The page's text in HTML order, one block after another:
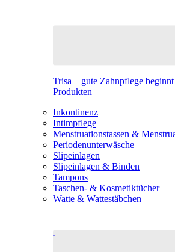
Trisa – gute Zahnpflege
Produkten
Inkontinenz
Intimpflege
Menstruationstassen &
Periodenunterwäsche
Slipeinlagen
Slipeinlagen & Binden
Tampons
Taschen- & Kosmetiktücher
Watte & Wattestäbchen